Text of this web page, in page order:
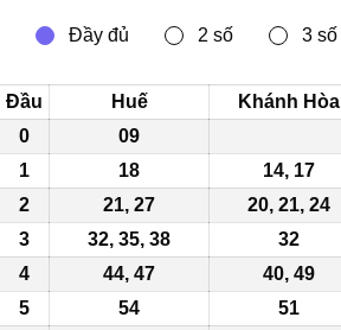
Đầu Huế Khánh Hòa
0
09
1
18
14, 17
2
21, 27 20, 21, 24
3
32, 35, 38 32
4
44, 47 40, 49
5
54 51